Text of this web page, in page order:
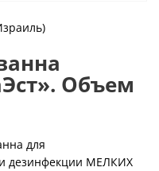
Объем
для
дезинфекции МЕЛКИХ